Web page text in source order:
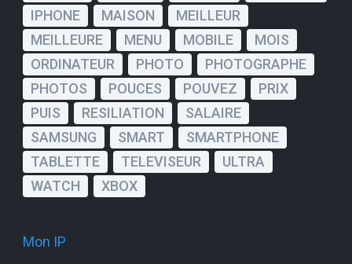
IPHONE
MAISON
MEILLEUR
MEILLEURE
MENU MOBILE
MOIS
ORDINATEUR
PHOTO
PHOTOGRAPHE
PHOTOS
POUCES POUVEZ
PRIX
PUIS
RESILIATION
SALAIRE
SAMSUNG
SMART
SMARTPHONE
TABLETTE
TELEVISEUR
ULTRA
WATCH
XBOX
Mon IP